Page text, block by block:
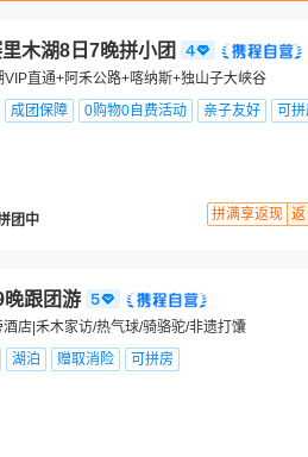
木湖8日7晚拼小团
VIP直通+阿禾公路+喀纳斯+独山子大峡谷
成团保障 0购物0自费活动 亲子友好 可拼
团中
拼满享返现 返
晚跟团游
店|禾木家访/热气球/骑骆驼/非遗打馕
湖泊 赠取消险 可拼房